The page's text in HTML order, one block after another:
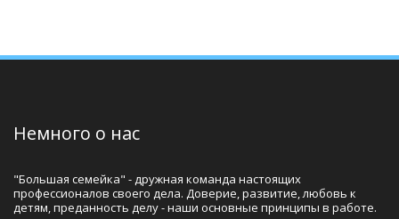
Немного о нас
"Большая семейка" - дружная команда настоящих
профессионалов своего дела. Доверие, развитие, любовь к
детям, преданность делу - наши основные принципы в работе.